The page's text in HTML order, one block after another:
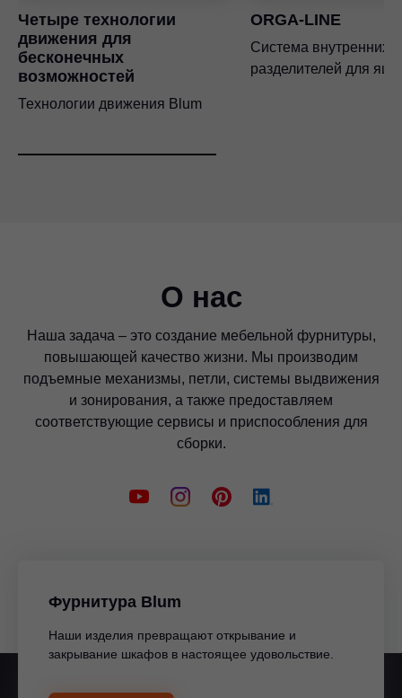
Четыре технологии
движения для
бесконечных
возможностей
Технологии движения Blum
ORGA-LINE
Система внутренних
разделителей для
О нас
Наша задача – это создание мебельной фурнитуры,
повышающей качество жизни. Мы производим
подъемные механизмы, петли, системы выдвижения
и зонирования, а также предоставляем
соответствующие сервисы и приспособления для
сборки.
Фурнитура Blum
Наши изделия превращают открывание и
закрывание шкафов в настоящее удовольствие.